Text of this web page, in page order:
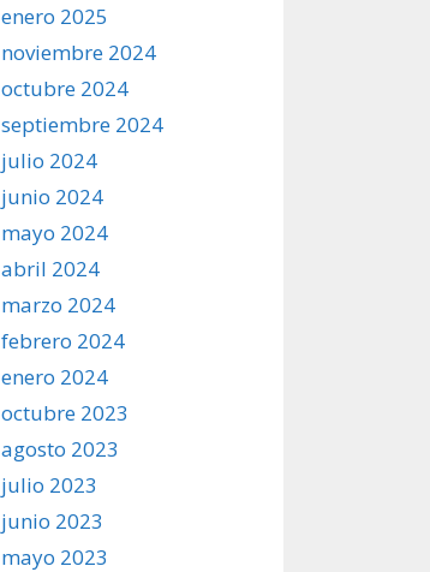
enero 2025
noviembre 2024
octubre 2024
septiembre 2024
julio 2024
junio 2024
mayo 2024
abril 2024
marzo 2024
febrero 2024
enero 2024
octubre 2023
agosto 2023
julio 2023
junio 2023
mayo 2023